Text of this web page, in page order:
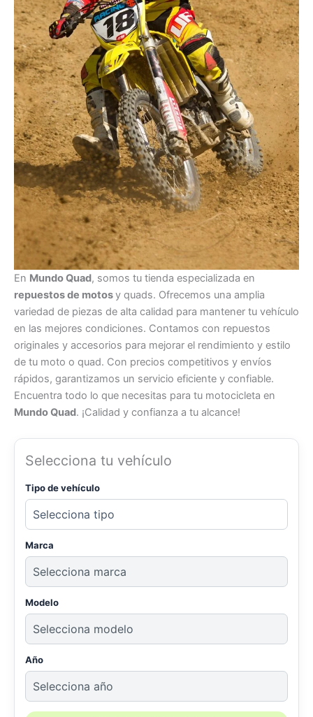
En Mundo Quad, somos tu tienda especializada en
repuestos de motosy quads. Ofrecemos una amplia
variedad de piezas de alta calidad para mantener tu vehículo
en las mejores condiciones. Contamos con repuestos
originales y accesorios para mejorar el rendimiento y estilo
de tu moto o quad. Con precios competitivos y envíos
rápidos, garantizamos un servicio eficiente y confiable.
Encuentra todo lo que necesitas para tu motocicleta en
Mundo Quad. ¡Calidad y confianza a tu alcance!
Selecciona tu vehículo
Tipo de vehículo
Marca
Modelo
Año